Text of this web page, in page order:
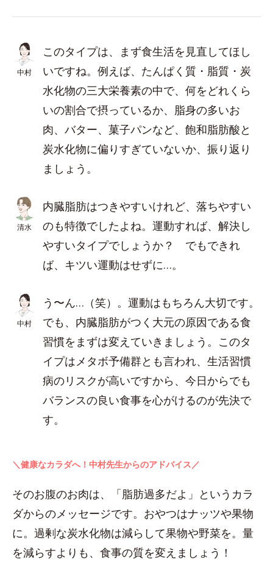
中村
このタイプは、まず食生活を見直してほし
いですね。例えば、たんぱく質・脂質・炭
水化物の三大栄養素の中で、何をどれくら
いの割合で摂っているか、脂身の多いお
肉、バター、菓子パンなど、飽和脂肪酸と
炭水化物に偏りすぎていないか、振り返り
ましょう。
清水
内臓脂肪はつきやすいけれど、落ちやすい
のも特徴でしたよね。運動すれば、解決し
やすいタイプでしょうか？ でもできれ
ば、キツい運動はせずに…。
中村
う〜ん…（笑）。運動はもちろん大切です。
でも、内臓脂肪がつく大元の原因である食
習慣をまずは変えていきましょう。このタ
イプはメタボ予備群とも言われ、生活習慣
病のリスクが高いですから、今日からでも
バランスの良い食事を心がけるのが先決で
す。
＼健康なカラダへ！中村先生からのアドバイス／
そのお腹のお肉は、「脂肪過多だよ」というカラ
ダからのメッセージです。おやつはナッツや果物
に。過剰な炭水化物は減らして果物や野菜を。量
を減らすよりも、食事の質を変えましょう！